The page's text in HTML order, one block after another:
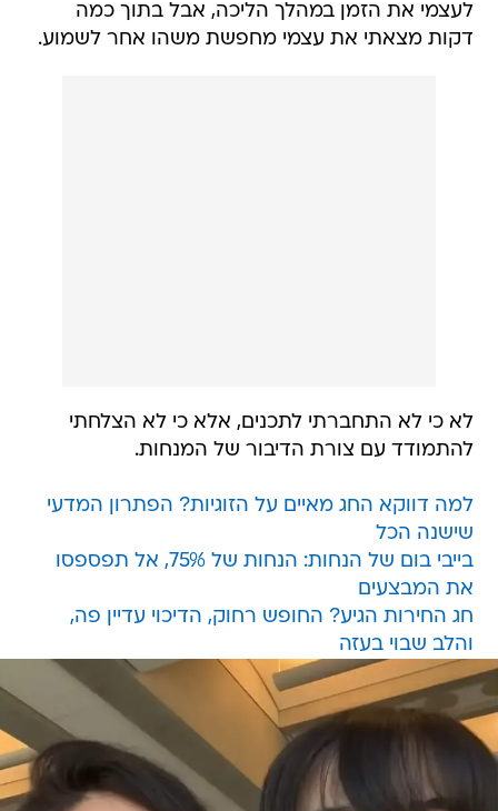
לעצמי את הזמן במהלך הליכה, אבל בתוך כמה
דקות מצאתי את עצמי מחפשת משהו אחר לשמוע.
לא כי לא התחברתי לתכנים, אלא כי לא הצלחתי
להתמודד עם צורת הדיבור של המנחות.
למה דווקא החג מאיים על הזוגיות? הפתרון המדעי
שישנה הכל
בייבי בום של הנחות: הנחות של 75%, אל תפספסו
את המבצעים
חג החירות הגיע? החופש רחוק, הדיכוי עדיין פה,
והלב שבוי בעזה